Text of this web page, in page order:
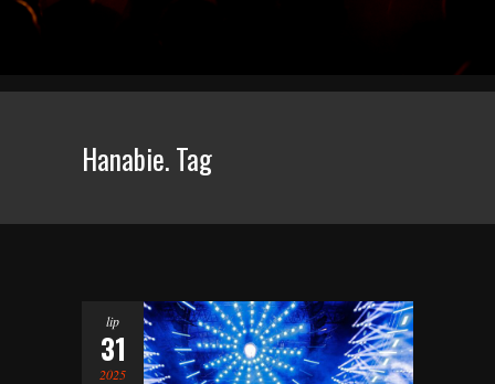
Hanabie. Tag
lip
31
2025